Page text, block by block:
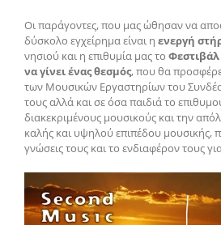
Οι παράγοντες, που μας ώθησαν να
δύσκολο εγχείρημα είναι η ενεργή
νησιού και η επιθυμία μας το
να γίνει ένας θεσμός, που θα
των Μουσικών Εργαστηρίων του
τους αλλά και σε όσα παιδιά το
διακεκριμένους μουσικούς και την
καλής και υψηλού επιπέδου μουσικής,
γνώσεις τους και το ενδιαφέρον τους